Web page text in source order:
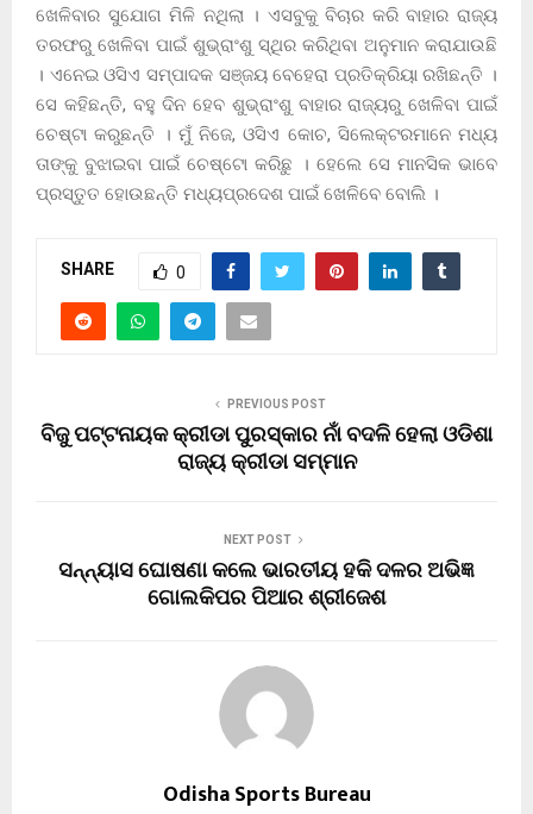
ଖେଳିବାର ସୁଯୋଗ ମିଳି ନଥିଲା । ଏସବୁକୁ ବିଚାର କରି ବାହାର ରାଜ୍ୟ
ତରଫରୁ ଖେଳିବା ପାଇଁ ଶୁଭ୍ରାଂଶୁ ସ୍ଥିର କରିଥିବା ଅନୁମାନ କରାଯାଉଛି
। ଏନେଇ ଓସିଏ ସମ୍ପାଦକ ସଞ୍ଜୟ ବେହେରା ପ୍ରତିକ୍ରିୟା ରଖିଛନ୍ତି ।
ସେ କହିଛନ୍ତି, ବହୁ ଦିନ ହେବ ଶୁଭ୍ରାଂଶୁ ବାହାର ରାଜ୍ୟରୁ ଖେଳିବା ପାଇଁ
ଚେଷ୍ଟା କରୁଛନ୍ତି । ମୁଁ ନିଜେ, ଓସିଏ କୋଚ, ସିଲେକ୍ଟରମାନେ ମଧ୍ୟ
ତାଙ୍କୁ ବୁଝାଇବା ପାଇଁ ଚେଷ୍ଟୋ କରିଛୁ । ହେଲେ ସେ ମାନସିକ ଭାବେ
ପ୍ରସ୍ତୁତ ହୋଉଛନ୍ତି ମଧ୍ୟପ୍ରଦେଶ ପାଇଁ ଖେଳିବେ ବୋଲି ।
SHARE 0
PREVIOUS POST
ବିଜୁ ପଟ୍ଟନାୟକ କ୍ରୀଡା ପୁରସ୍କାର ନାଁ ବଦଳି ହେଲା ଓଡିଶା
ରାଜ୍ୟ କ୍ରୀଡା ସମ୍ମାନ
NEXT POST
ସନ୍ନ୍ୟାସ ଘୋଷଣା କଲେ ଭାରତୀୟ ହକି ଦଳର ଅଭିଜ୍ଞ
ଗୋଲକିପର ପିଆର ଶ୍ରୀଜେଶ
Odisha Sports Bureau